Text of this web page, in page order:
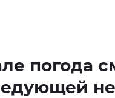
погода